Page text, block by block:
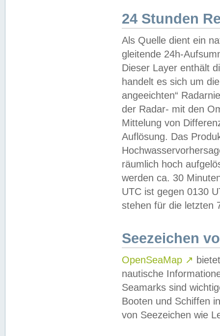
24 Stunden
Als Quelle dient ein
gleitende 24h-
Dieser Layer enthält
handelt es sich um
angeeichten“
der Radar- mit den
Mittelung von
Auflösung. Das
räumlich hoch
werden ca. 30
UTC ist gegen 0130
stehen für die letzten
Seezeichen
OpenSeaMap ↗
nautische
Seamarks sind
Booten und Schiffen
von Seezeichen wie